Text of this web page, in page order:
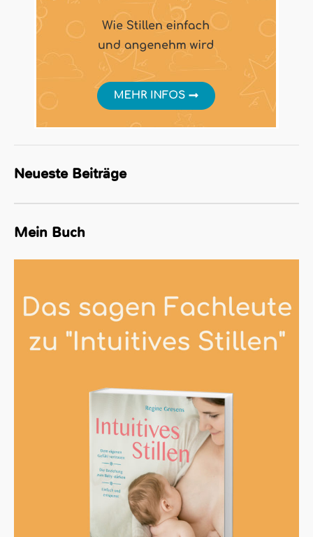
Neueste Beiträge
Mein Buch